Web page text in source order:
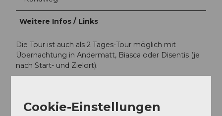
Weitere Infos / Links
Die Tour ist auch als 2 Tages-Tour möglich mit
Übernachtung in Andermatt, Biasca oder Disentis (je
nach Start- und Zielort).
Vom Gotthardpass können Sie statt auf der Tremola
Cookie-Einstellungen